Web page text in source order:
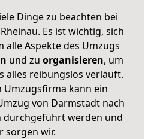
Dinge zu beachten bei
Es ist wichtig, sich
alle Aspekte des Umzugs
und zu organisieren, um
alles reibungslos verläuft.
kann ein
von Darmstadt nach
durchgeführt werden und
sorgen wir.